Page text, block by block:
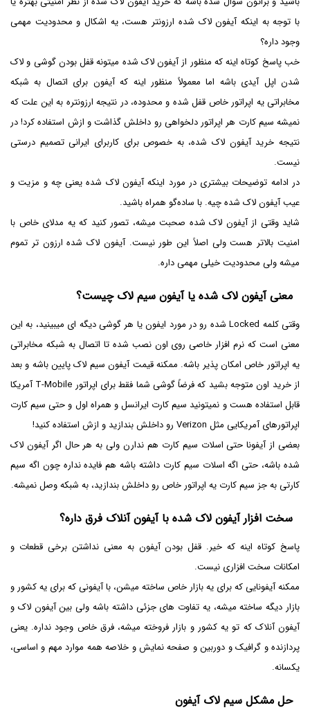
با توجه به اینکه آیفون لاک شده ارزونتر هست، یه اشکال و محدودیت مهمی
وجود داره؟
خب پاسخ کوتاه اینه که منظور از آیفون لاک شده میتونه قفل بودن گوشی و لاک
شدن اپل آیدی باشه اما معمولاً منظور اینه که آیفون برای اتصال به شبکه
مخابراتی یه اپراتور خاص قفل شده و محدوده، در نتیجه ارزونتره به این علت که
نمیشه سیم کارت هر اپراتور دلخواهی رو داخلش گذاشت و ازش استفاده کرد! در
نتیجه خرید آیفون لاک شده، به خصوص برای کاربرای ایرانی تصمیم درستی
نیست.
در ادامه توضیحات بیشتری در مورد اینکه آیفون لاک شده یعنی چه و مزیت و
عیب آیفون لاک شده چیه. با ساده‌گو همراه باشید.
شاید وقتی از آیفون لاک شده صحبت میشه، تصور کنید که یه مدلای خاص با
امنیت بالاتر هست ولی اصلاً این طور نیست. آیفون لاک شده ارزون تر تموم
میشه ولی محدودیت خیلی مهمی داره.
معنی آیفون لاک شده یا آیفون سیم لاک چیست؟
وقتی کلمه Locked شده رو در مورد ایفون یا هر گوشی دیگه ای میبینید، به این
معنی است که نرم افزار خاصی روی اون نصب شده تا اتصال به شبکه مخابراتی
یه اپراتور خاص امکان پذیر باشه. ممکنه قیمت آیفون سیم لاک پایین باشه و بعد
از خرید اون متوجه بشید که فرضاً گوشی شما فقط برای اپراتور T-Mobile آمریکا
قابل استفاده هست و نمیتونید سیم کارت ایرانسل و همراه اول و حتی سیم کارت
اپراتورهای آمریکایی مثل Verizon رو داخلش بندازید و ازش استفاده کنید!
بعضی از آیفونا حتی اسلات سیم کارت هم ندارن ولی به هر حال اگر آیفون لاک
شده باشه، حتی اگه اسلات سیم کارت داشته باشه هم فایده نداره چون اگه سیم
کارتی به جز سیم کارت یه اپراتور خاص رو داخلش بندازید، به شبکه وصل نمیشه.
سخت افزار آیفون لاک شده با آیفون آنلاک فرق داره؟
پاسخ کوتاه اینه که خیر. قفل بودن آیفون به معنی نداشتن برخی قطعات و
امکانات سخت افزاری نیست.
ممکنه آیفونایی که برای یه بازار خاص ساخته میشن، با آیفونی که برای یه کشور و
بازار دیگه ساخته میشه، یه تفاوت های جزئی داشته باشه ولی بین آیفون لاک و
آیفون آنلاک که تو یه کشور و بازار فروخته میشه، فرق خاص وجود نداره. یعنی
پردازنده و گرافیک و دوربین و صفحه نمایش و خلاصه همه موارد مهم و اساسی،
یکسانه.
حل مشکل سیم لاک آیفون